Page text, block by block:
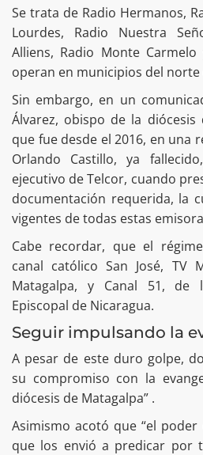
Se trata de Radio Hermanos,
Lourdes, Radio Nuestra
Alliens, Radio Monte
operan en municipios del norte
Sin embargo, en un
Álvarez, obispo de la diócesis
que fue desde el 2016, en una
Orlando Castillo, ya
ejecutivo de Telcor, cuando
documentación requerida, la
vigentes de todas estas
Cabe recordar, que el
canal católico San José, TV
Matagalpa, y Canal 51, de
Episcopal de Nicaragua.
Seguir impulsando la
A pesar de este duro golpe,
su compromiso con la
diócesis de Matagalpa” .
Asimismo acotó que “el
que los envió a predicar por